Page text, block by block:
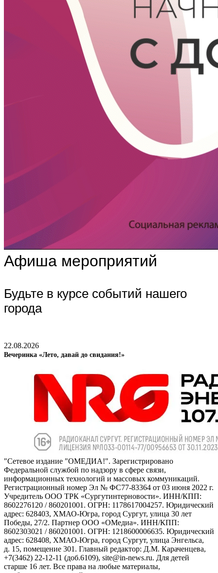
Афиша мероприятий
Будьте в курсе событий нашего
города
22.08.2026
Вечеринка «Лето, давай до свидания!»
"Сетевое издание "ОМЕДИА!". Зарегистрировано
Федеральной службой по надзору в сфере связи,
информационных технологий и массовых коммуникаций.
Регистрационный номер Эл № ФС77-83364 от 03 июня 2022 г.
Учредитель ООО ТРК «Сургутинтерновости». ИНН/КПП:
8602276120 / 860201001. ОГРН: 1178617004257. Юридический
адрес: 628403, ХМАО-Югра, город Сургут, улица 30 лет
Победы, 27/2. Партнер ООО «ОМедиа». ИНН/КПП:
8602303021 / 860201001. ОГРН: 1218600006635. Юридический
адрес: 628408, ХМАО-Югра, город Сургут, улица Энгельса,
д. 15, помещение 301. Главный редактор: Д.М. Караченцева,
+7(3462) 22-12-11 (доб.6109), site@in-news.ru. Для детей
старше 16 лет. Все права на любые материалы,